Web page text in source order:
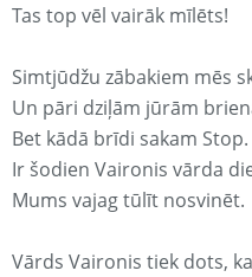
Tas top vēl vairāk mīlēts!
Simtjūdžu zābakiem mēs
Un pāri dziļām jūrām
Bet kādā brīdi sakam Stop.
Ir šodien Vaironis vārda
Mums vajag tūlīt nosvinēt.
Vārds Vaironis tiek dots,